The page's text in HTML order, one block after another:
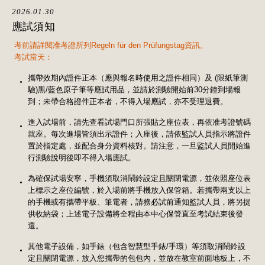
2026.01.30
應試須知
考前請詳閱准考證所列Regeln für den Prüfungstag資訊。
考試當天：
攜帶效期內證件正本（應與報名時使用之證件相同）及 (限紙筆測
驗)黑/藍色原子筆等應試用品，並請於測驗開始前30分鐘到場報
到；未帶合格證件正本者，不得入場應試，亦不受理退費。
進入試場前，請先查看試場門口所張貼之座位表，再依准考證號碼
就座。每次進場皆須出示證件；入座後，請依監試人員指示將證件
置於指定處，並配合身分資料核對。請注意，一旦監試人員開始進
行測驗說明後即不得入場應試。
為確保試場安寧，手機須取消鬧鈴設定且關閉電源，並依照座位表
上標示之座位編號，於入場前將手機放入保管箱。若攜帶兩支以上
的手機或有攜帶平板、筆電者，請務必試前通知監試人員，將另提
供收納袋；上述電子設備將全程由本中心保管直至考試結束後發
還。
其他電子設備，如手錶（包含智慧型手錶/手環）等須取消鬧鈴設
定且關閉電源，放入您攜帶的包包內，並放在教室前面地板上，不